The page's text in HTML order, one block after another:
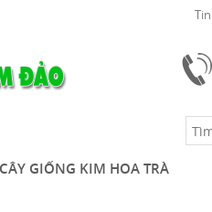
CÂY GIỐNG KIM HOA TRÀ